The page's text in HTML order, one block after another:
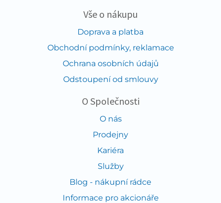
Vše o nákupu
Doprava a platba
Obchodní podmínky, reklamace
Ochrana osobních údajů
Odstoupení od smlouvy
O Společnosti
O nás
Prodejny
Kariéra
Služby
Blog - nákupní rádce
Informace pro akcionáře